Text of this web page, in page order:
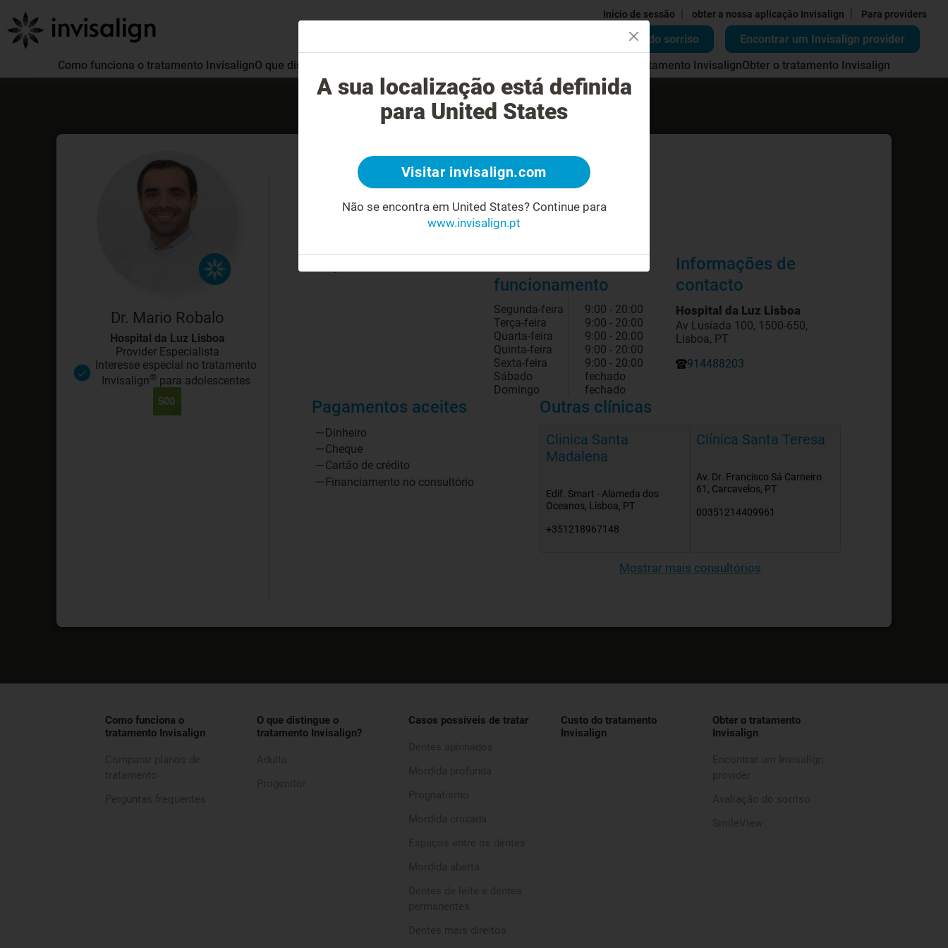
Inicio de sessão obter a nossa aplicação Invisalign Para providers
Avaliação do sorriso
Encontrar um Invisalign provider
Como funciona o tratamento InvisalignO que distingue o tratamento Invisalign? Custo do tratamento InvisalignObter o tratamento Invisalign
Dr. Mario Robalo
Hospital da Luz Lisboa
Provider Especialista
Interesse especial no tratamento
Invisalign® para adolescentes
Médico dentista desde 2002
Prática clínica exclusiva em ortodontia
funcionamento
Segunda-feira
9:00 - 20:00
Terça-feira
9:00 - 20:00
Quarta-feira
9:00 - 20:00
Quinta-feira
9:00 - 20:00
Sexta-feira
9:00 - 20:00
Sábado
fechado
Domingo
fechado
Informações de
contacto
Hospital da Luz Lisboa
Av Lusíada 100, 1500-650,
Lisboa, PT
914488203
Pagamentos aceites
Dinheiro
Cheque
Cartão de crédito
Financiamento no consultório
Outras clínicas
Clinica Santa
Madalena
Edif. Smart - Alameda dos
Oceanos, Lisboa, PT
+351218967148
Clínica Santa Teresa
Av. Dr. Francisco Sá Carneiro
61, Carcavelos, PT
00351214409961
Mostrar mais consultórios
Como funciona o
tratamento Invisalign
O que distingue o
tratamento Invisalign?
Casos possíveis de tratar
Custo do tratamento
Invisalign
Obter o tratamento
Invisalign
A sua localização está definida
para United States
Visitar invisalign.com
Não se encontra em United States? Continue para
www.invisalign.pt